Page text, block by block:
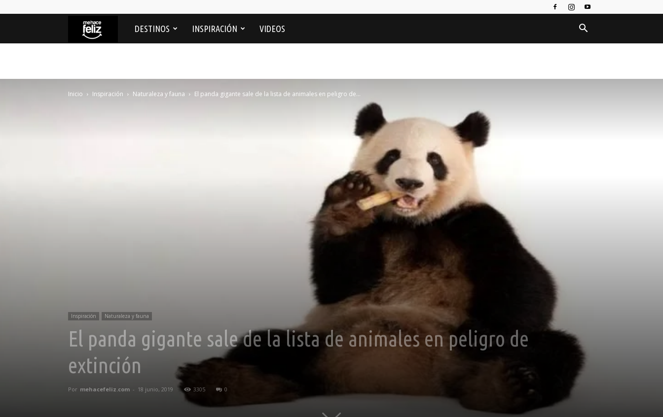
MeDESTINOS INSPIRACIÓN VIDEOS
Inicio Inspiración Naturaleza y fauna El panda gigante sale de la lista de animales en peligro de...
Inspiración Naturaleza y fauna
El panda gigante sale de la lista de animales en peligro de
extinción
Por mehacefeliz.com - 18 junio, 2019 3305 0